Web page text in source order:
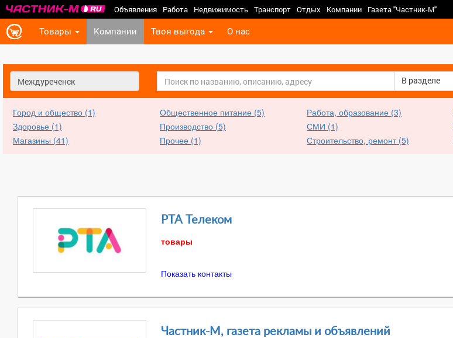
Объявления Работа Недвижимость Транспорт Отдых Компании Газета "Частник-М"
Товары Компании Твоя выгода О нас
В разделе
Город и общество (1)
Здоровье (1)
Магазины (41)
Общественное питание (5)
Производство (5)
Прочее (1)
Работа, образование (3)
СМИ (1)
Строительство, ремонт (5)
РТА Телеком
товары
Показать контакты
Частник-М, газета рекламы и объявлений